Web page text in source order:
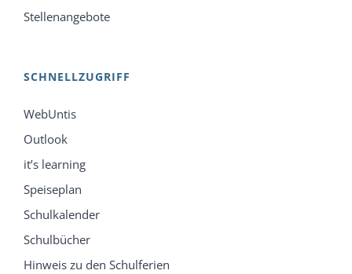
Stellenangebote
SCHNELLZUGRIFF
WebUntis
Outlook
it’s learning
Speiseplan
Schulkalender
Schulbücher
Hinweis zu den Schulferien